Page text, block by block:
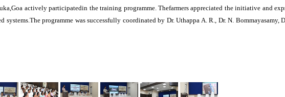
actively participatedin the training programme. Thefarmers appreciated the initiative and
programme was successfully coordinated by Dr. Uthappa A. R., Dr. N. Bommayasamy,